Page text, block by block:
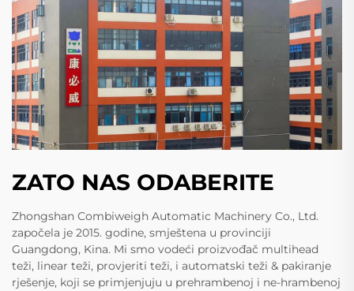
ZATO NAS ODABERITE
Zhongshan Combiweigh Automatic Machinery Co., Ltd.
započela je 2015. godine, smještena u provinciji
Guangdong, Kina. Mi smo vodeći proizvođač multihead
teži, linear teži, provjeriti teži, i automatski teži & pakiranje
rješenje, koji se primjenjuju u prehrambenoj i ne-hrambenoj